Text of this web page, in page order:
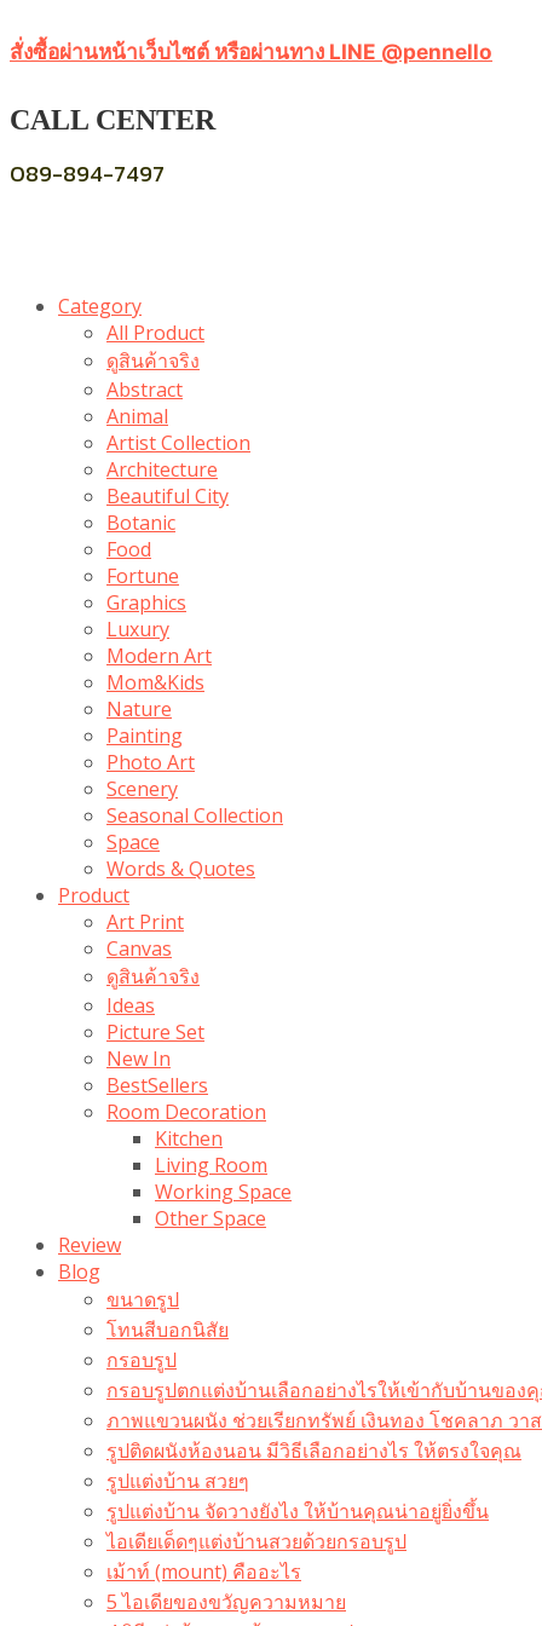
สั่งซื้อผ่านหน้าเว็บไซต์ หรือผ่านทาง LINE @pennello
CALL CENTER
089-894-7497
Category
All Product
ดูสินค้าจริง
Abstract
Animal
Artist Collection
Architecture
Beautiful City
Botanic
Food
Fortune
Graphics
Luxury
Modern Art
Mom&Kids
Nature
Painting
Photo Art
Scenery
Seasonal Collection
Space
Words & Quotes
Product
Art Print
Canvas
ดูสินค้าจริง
Ideas
Picture Set
New In
BestSellers
Room Decoration
Kitchen
Living Room
Working Space
Other Space
Review
Blog
ขนาดรูป
โทนสีบอกนิสัย
กรอบรูป
กรอบรูปตกแต่งบ้านเลือกอย่างไรให้เข้ากับบ้านของ
ภาพแขวนผนัง ช่วยเรียกทรัพย์ เงินทอง โชคลาภ วา
รูปติดผนังห้องนอน มีวิธีเลือกอย่างไร ให้ตรงใจคุณ
รูปแต่งบ้าน สวยๆ
รูปแต่งบ้าน จัดวางยังไง ให้บ้านคุณน่าอยู่ยิ่งขึ้น
ไอเดียเด็ดๆแต่งบ้านสวยด้วยกรอบรูป
เม้าท์ (mount) คืออะไร​
5 ไอเดียของขวัญความหมาย